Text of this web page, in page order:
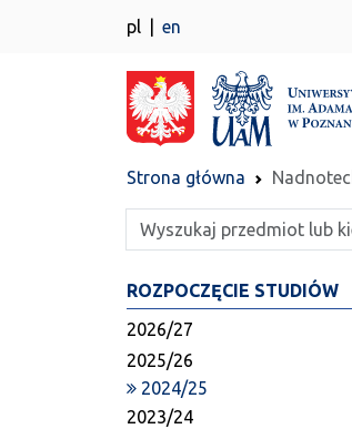
pl en
Strona główna
Wpisz szukaną frazę
ROZPOCZĘCIE STUDIÓW
2026/27
2025/26
2024/25
2023/24